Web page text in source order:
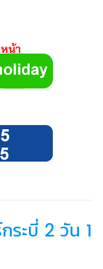
ระบี่ 2 วัน 1